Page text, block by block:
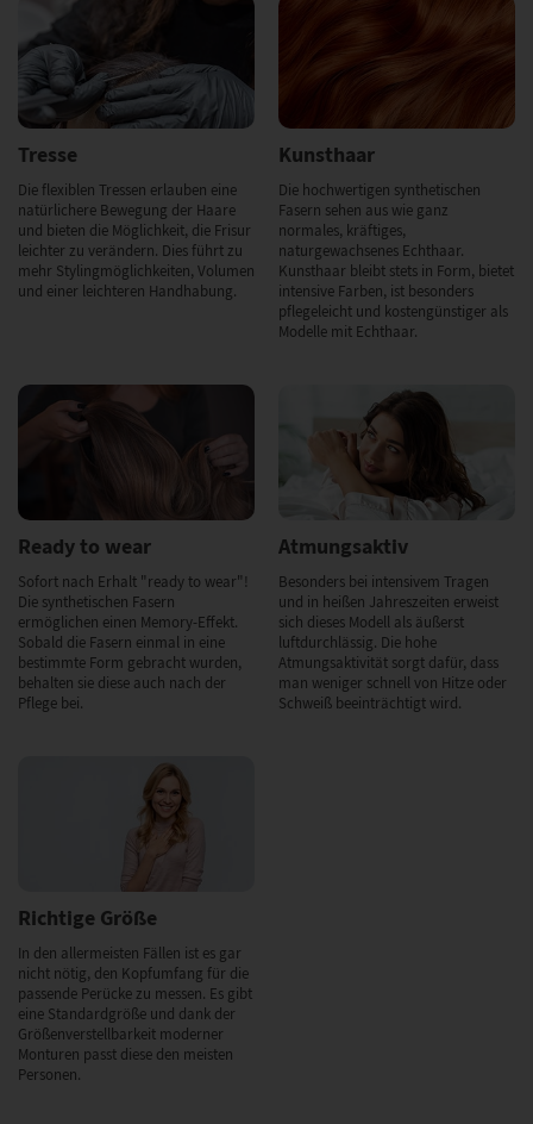
Tresse
Die flexiblen Tressen erlauben eine
natürlichere Bewegung der Haare
und bieten die Möglichkeit, die Frisur
leichter zu verändern. Dies führt zu
mehr Stylingmöglichkeiten, Volumen
und einer leichteren Handhabung.
Kunsthaar
Die hochwertigen synthetischen
Fasern sehen aus wie ganz
normales, kräftiges,
naturgewachsenes Echthaar.
Kunsthaar bleibt stets in Form, bietet
intensive Farben, ist besonders
pflegeleicht und kostengünstiger als
Modelle mit Echthaar.
Ready to wear
Sofort nach Erhalt "ready to wear"!
Die synthetischen Fasern
ermöglichen einen Memory-Effekt.
Sobald die Fasern einmal in eine
bestimmte Form gebracht wurden,
behalten sie diese auch nach der
Pflege bei.
Atmungsaktiv
Besonders bei intensivem Tragen
und in heißen Jahreszeiten erweist
sich dieses Modell als äußerst
luftdurchlässig. Die hohe
Atmungsaktivität sorgt dafür, dass
man weniger schnell von Hitze oder
Schweiß beeinträchtigt wird.
Richtige Größe
In den allermeisten Fällen ist es gar
nicht nötig, den Kopfumfang für die
passende Perücke zu messen. Es gibt
eine Standardgröße und dank der
Größenverstellbarkeit moderner
Monturen passt diese den meisten
Personen.